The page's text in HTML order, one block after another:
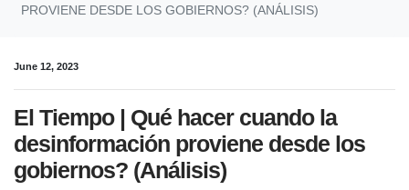
PROVIENE DESDE LOS GOBIERNOS? (ANÁLISIS)
June 12, 2023
El Tiempo | Qué hacer cuando la
desinformación proviene desde los
gobiernos? (Análisis)